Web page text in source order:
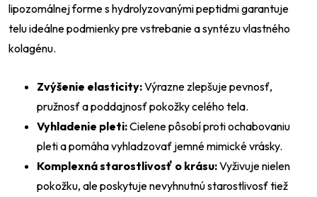
lipozomálnej forme s hydrolyzovanými peptidmi garantuje
telu ideálne podmienky pre vstrebanie a syntézu vlastného
kolagénu.
Zvýšenie elasticity:Výrazne zlepšuje pevnosť,
pružnosť a poddajnosť pokožky celého tela.
Vyhladenie pleti:Cielene pôsobí proti ochabovaniu
pleti a pomáha vyhladzovať jemné mimické vrásky.
Komplexná starostlivosť o krásu:Vyživuje nielen
pokožku, ale poskytuje nevyhnutnú starostlivosť tiež